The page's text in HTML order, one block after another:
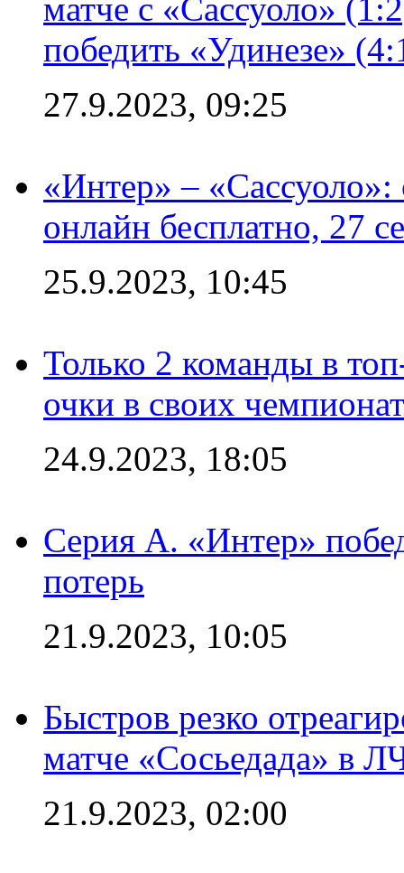
матче с «Сассуоло»
победить «Удинезе»
27.9.2023, 09:25
«Интер» –
онлайн бесплатно, 27
25.9.2023, 10:45
Только 2 команды в
очки в своих
24.9.2023, 18:05
Серия А. «Интер»
потерь
21.9.2023, 10:05
Быстров резко
матче «Сосьедада» в
21.9.2023, 02:00